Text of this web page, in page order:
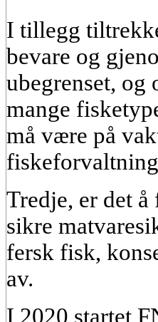
I tillegg
bevare og
ubegrenset,
mange
må være på
Tredje, er det
sikre
fersk fisk,
av.
I 2020 startet